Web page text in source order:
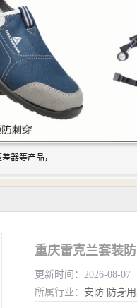
北京中创汇安科贸有限公司专业生产救援三脚架、天鹰4X气体检测仪、梅思安空气呼吸器、霍尼韦尔速差器等产品，品质保障，价格合理，欢迎在线致电咨询。
重庆雷克兰套装
更新时间：2026-08-
所属行业： 安防 防身